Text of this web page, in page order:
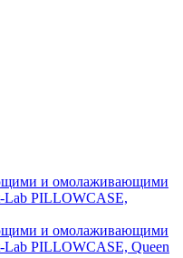
и омолаживающими
Lab PILLOWCASE,
и омолаживающими
Lab PILLOWCASE, Queen